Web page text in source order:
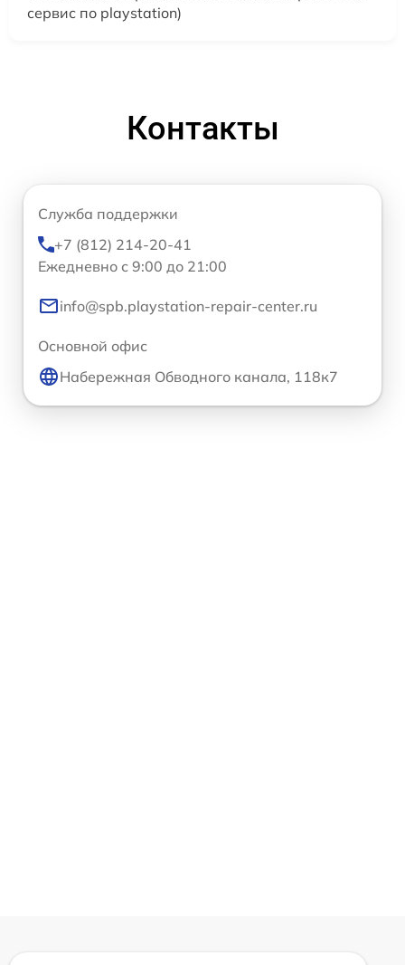
сервис по playstation)
Контакты
Служба поддержки
+7 (812) 214-20-41
Ежедневно с 9:00 до 21:00
info@spb.playstation-repair-center.ru
Основной офис
Набережная Обводного канала, 118к7